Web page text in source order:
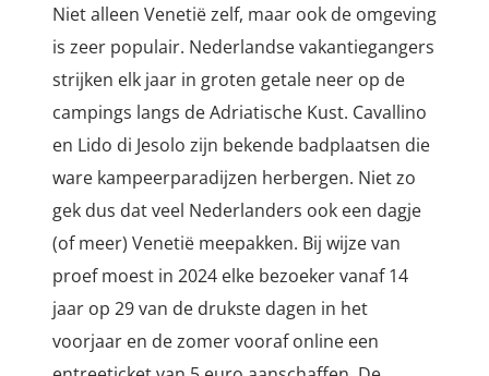
Niet alleen Venetië zelf, maar ook de omgeving
is zeer populair. Nederlandse vakantiegangers
strijken elk jaar in groten getale neer op de
campings langs de Adriatische Kust. Cavallino
en Lido di Jesolo zijn bekende badplaatsen die
ware kampeerparadijzen herbergen. Niet zo
gek dus dat veel Nederlanders ook een dagje
(of meer) Venetië meepakken. Bij wijze van
proef moest in 2024 elke bezoeker vanaf 14
jaar op 29 van de drukste dagen in het
voorjaar en de zomer vooraf online een